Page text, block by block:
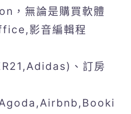
，無論是購買軟體
影音編輯程
、訂房